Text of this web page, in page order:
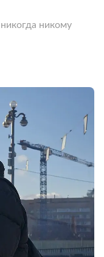
никому